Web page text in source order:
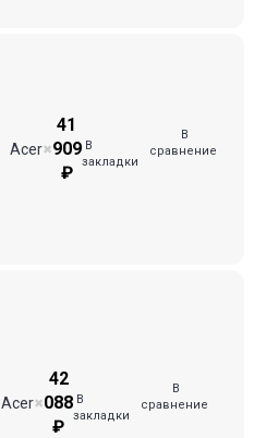
Acer✖
41
909
₽
В
закладки
В
сравнение
Acer✖
42
088
₽
В
закладки
В
сравнение